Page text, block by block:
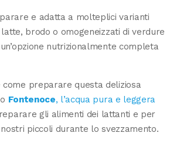
e adatta a molteplici varianti
latte, brodo o omogeneizzati di verdure
nutrizionalmente completa
come preparare questa deliziosa
Fontenoce, l’acqua pura e leggera
gli alimenti dei lattanti e per
piccoli durante lo svezzamento.